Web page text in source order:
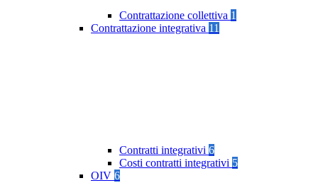
Contrattazione collettiva 1
Contrattazione integrativa 11
Contratti integrativi 6
Costi contratti integrativi 5
OIV 6